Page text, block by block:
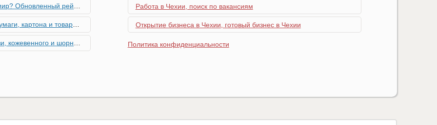
глобальной мобильности 2026 года
материалов в Чехии - простая лицензия №13
товара в Чехии - простая лицензия №11
готово противостоять терактам и угонам
Работа в Чехии, поиск по вакансиям
Открытие бизнеса в Чехии, готовый бизнес в Чехии
Политика конфиденциальности